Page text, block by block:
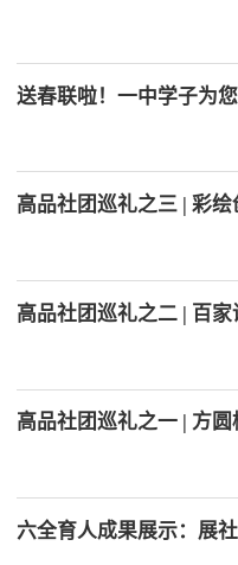
送春联啦！一中学子为
高品社团巡礼之三 | 彩
高品社团巡礼之二 | 百
高品社团巡礼之一 | 方
六全育人成果展示：展